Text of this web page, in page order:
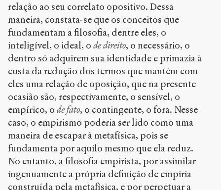
relação ao seu correlato opositivo. Dessa
maneira, constata-se que os conceitos que
fundamentam a filosofia, dentre eles, o
inteligível, o ideal, o de direito, o necessário, o
dentro só adquirem sua identidade e primazia à
custa da redução dos termos que mantêm com
eles uma relação de oposição, que na presente
ocasião são, respectivamente, o sensível, o
empírico, o de fato, o contingente, o fora. Nesse
caso, o empirismo poderia ser lido como uma
maneira de escapar à metafísica, pois se
fundamenta por aquilo mesmo que ela reduz.
No entanto, a filosofia empirista, por assimilar
ingenuamente a própria definição de empiria
construída pela metafísica, e por perpetuar a